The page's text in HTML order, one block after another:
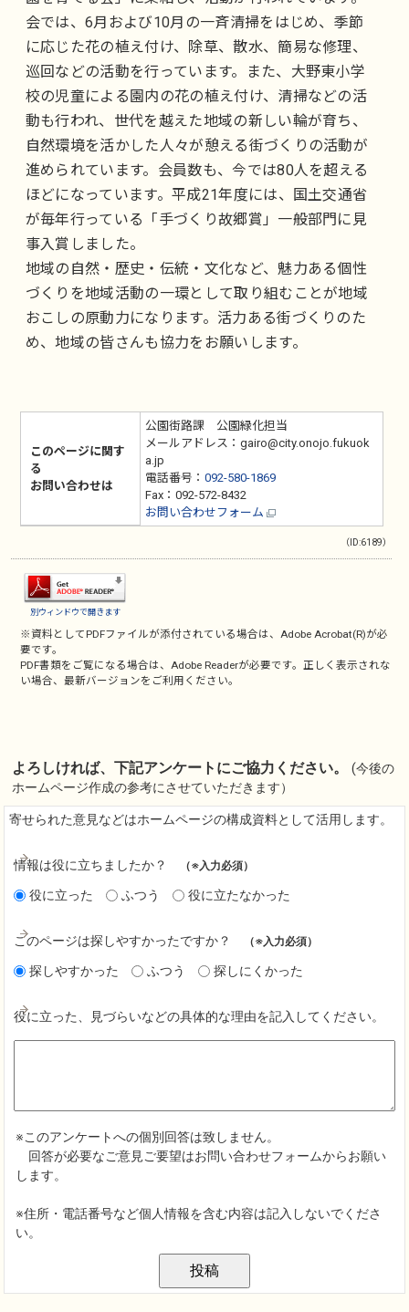
会では、6月および10月の一斉清掃をはじめ、季節
に応じた花の植え付け、除草、散水、簡易な修理、
巡回などの活動を行っています。また、大野東小学
校の児童による園内の花の植え付け、清掃などの活
動も行われ、世代を越えた地域の新しい輪が育ち、
自然環境を活かした人々が憩える街づくりの活動が
進められています。会員数も、今では80人を超える
ほどになっています。平成21年度には、国土交通省
が毎年行っている「手づくり故郷賞」一般部門に見
事入賞しました。
地域の自然・歴史・伝統・文化など、魅力ある個性
づくりを地域活動の一環として取り組むことが地域
おこしの原動力になります。活力ある街づくりのた
め、地域の皆さんも協力をお願いします。
このページに関す
る
お問い合わせは
公園街路課 公園緑化担当
メールアドレス：gairo@city.onojo.fukuok
a.jp
電話番号： 092-580-1869
Fax：092-572-8432
お問い合わせフォーム
（ID:6189）
別ウィンドウで開きます
※資料としてPDFファイルが添付されている場合は、Adobe Acrobat(R)が必
要です。
PDF書類をご覧になる場合は、Adobe Readerが必要です。正しく表示されな
い場合、最新バージョンをご利用ください。